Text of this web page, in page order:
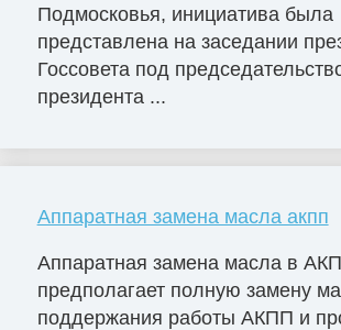
Подмосковья, инициатива была
представлена на заседании
Госсовета под
президента ...
Аппаратная замена масла акпп
Аппаратная замена масла в
предполагает полную замену
поддержания работы АКПП и